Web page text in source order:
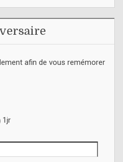
afin de vous remémorer
1jr